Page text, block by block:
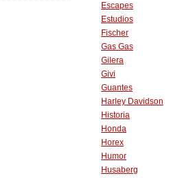
Escapes
Estudios
Fischer
Gas Gas
Gilera
Givi
Guantes
Harley Davidson
Historia
Honda
Horex
Humor
Husaberg